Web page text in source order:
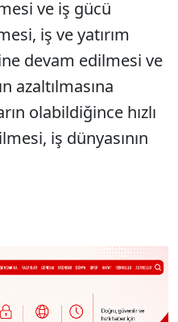
ve iş gücü
iş ve yatırım
devam edilmesi ve
azaltılmasına
olabildiğince hızlı
iş dünyasının